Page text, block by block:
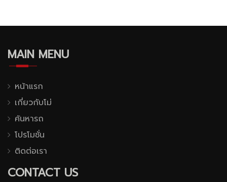
MAIN MENU
หน้าแรก
เกี่ยวกับโม่
ค้นหารถ
โปรโมชั่น
ติดต่อเรา
CONTACT US